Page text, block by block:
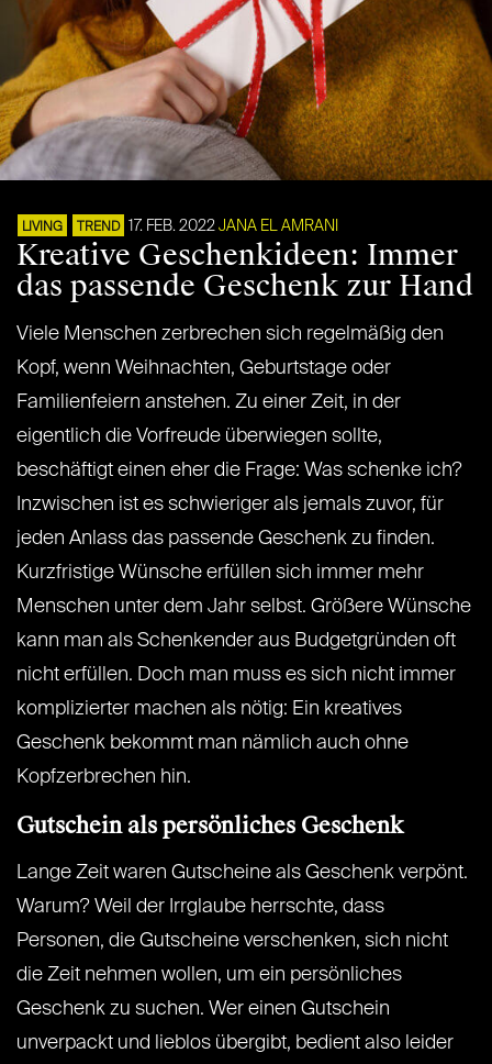
LIVING TREND 17. FEB. 2022 JANA EL AMRANI
Kreative Geschenkideen: Immer
das passende Geschenk zur Hand
Viele Menschen zerbrechen sich regelmäßig den
Kopf, wenn Weihnachten, Geburtstage oder
Familienfeiern anstehen. Zu einer Zeit, in der
eigentlich die Vorfreude überwiegen sollte,
beschäftigt einen eher die Frage: Was schenke ich?
Inzwischen ist es schwieriger als jemals zuvor, für
jeden Anlass das passende Geschenk zu finden.
Kurzfristige Wünsche erfüllen sich immer mehr
Menschen unter dem Jahr selbst. Größere Wünsche
kann man als Schenkender aus Budgetgründen oft
nicht erfüllen. Doch man muss es sich nicht immer
komplizierter machen als nötig: Ein kreatives
Geschenk bekommt man nämlich auch ohne
Kopfzerbrechen hin.
Gutschein als persönliches Geschenk
Lange Zeit waren Gutscheine als Geschenk verpönt.
Warum? Weil der Irrglaube herrschte, dass
Personen, die Gutscheine verschenken, sich nicht
die Zeit nehmen wollen, um ein persönliches
Geschenk zu suchen. Wer einen Gutschein
unverpackt und lieblos übergibt, bedient also leider